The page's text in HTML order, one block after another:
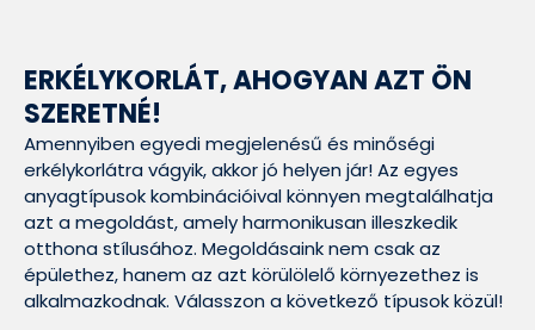
ERKÉLYKORLÁT, AHOGYAN AZT ÖN
SZERETNÉ!
Amennyiben egyedi megjelenésű és minőségi
erkélykorlátra vágyik, akkor jó helyen jár! Az egyes
anyagtípusok kombinációival könnyen megtalálhatja
azt a megoldást, amely harmonikusan illeszkedik
otthona stílusához. Megoldásaink nem csak az
épülethez, hanem az azt körülölelő környezethez is
alkalmazkodnak. Válasszon a következő típusok közül!